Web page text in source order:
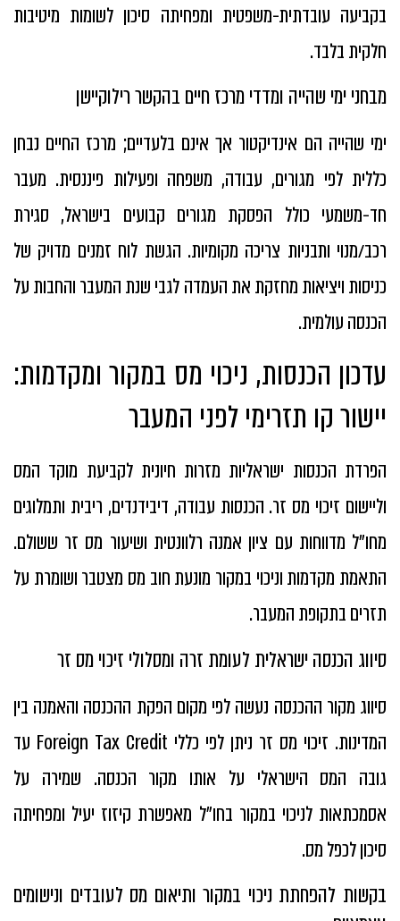
בקביעה עובדתית-משפטית ומפחיתה סיכון לשומות מיטיבות
חלקית בלבד.
מבחני ימי שהייה ומדדי מרכז חיים בהקשר רילוקיישן
ימי שהייה הם אינדיקטור אך אינם בלעדיים; מרכז החיים נבחן
כללית לפי מגורים, עבודה, משפחה ופעילות פיננסית. מעבר
חד-משמעי כולל הפסקת מגורים קבועים בישראל, סגירת
רכב/מנוי ותבניות צריכה מקומיות. הגשת לוח זמנים מדויק של
כניסות ויציאות מחזקת את העמדה לגבי שנת המעבר והחבות על
הכנסה עולמית.
עדכון הכנסות, ניכוי מס במקור ומקדמות:
יישור קו תזרימי לפני המעבר
הפרדת הכנסות ישראליות מזרות חיונית לקביעת מוקד המס
וליישום זיכוי מס זר. הכנסות עבודה, דיבידנדים, ריבית ותמלוגים
מחו״ל מדווחות עם ציון אמנה רלוונטית ושיעור מס זר ששולם.
התאמת מקדמות וניכוי במקור מונעת חוב מס מצטבר ושומרת על
תזרים בתקופת המעבר.
סיווג הכנסה ישראלית לעומת זרה ומסלולי זיכוי מס זר
סיווג מקור ההכנסה נעשה לפי מקום הפקת ההכנסה והאמנה בין
המדינות. זיכוי מס זר ניתן לפי כללי Foreign Tax Credit עד
גובה המס הישראלי על אותו מקור הכנסה. שמירה על
אסמכתאות לניכוי במקור בחו״ל מאפשרת קיזוז יעיל ומפחיתה
סיכון לכפל מס.
בקשות להפחתת ניכוי במקור ותיאום מס לעובדים ונישומים